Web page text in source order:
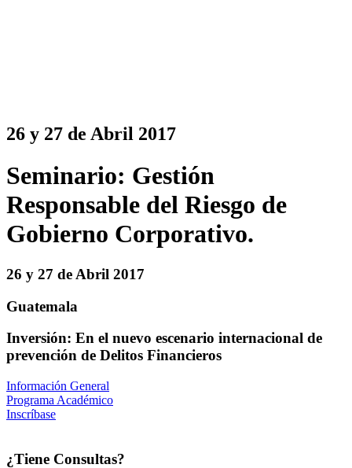
26 y 27 de Abril 2017
Seminario: Gestión
Responsable del Riesgo de
Gobierno Corporativo.
26 y 27 de Abril 2017
Guatemala
Inversión: En el nuevo escenario internacional de
prevención de Delitos Financieros
Información General
Programa Académico
Inscríbase
¿Tiene Consultas?